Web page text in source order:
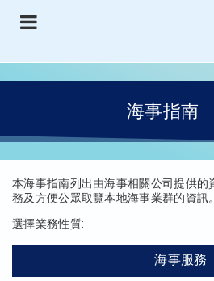
海事指南
本海事指南列出由海事相關公司提供的
務及方便公眾取覽本地海事業群的資訊。
選擇業務性質:
海事服務